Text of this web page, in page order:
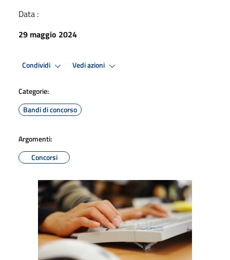
Data :
29 maggio 2024
Condividi Vedi azioni
Categorie:
Bandi di concorso
Argomenti:
Concorsi